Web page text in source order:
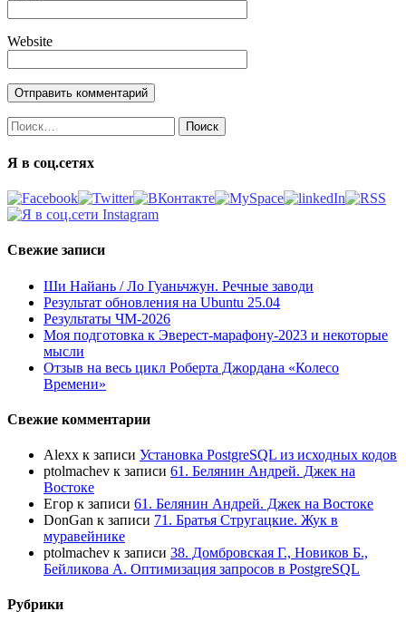
Website
Найти:
Я в соц.сетях
Свежие записи
Ши Найань / Ло Гуаньчжун. Речные заводи
Результат обновления на Ubuntu 25.04
Результаты ЧМ-2026
Моя подготовка к Эверест-марафону-2023 и некоторые
мысли
Отзыв на весь цикл Роберта Джордана «Колесо
Времени»
Свежие комментарии
Alexx к записи Установка PostgreSQL из исходных кодов
ptolmachev к записи 61. Белянин Андрей. Джек на
Востоке
Егор к записи 61. Белянин Андрей. Джек на Востоке
DonGan к записи 71. Братья Стругацкие. Жук в
муравейнике
ptolmachev к записи 38. Домбровская Г., Новиков Б.,
Бейликова А. Оптимизация запросов в PostgreSQL
Рубрики